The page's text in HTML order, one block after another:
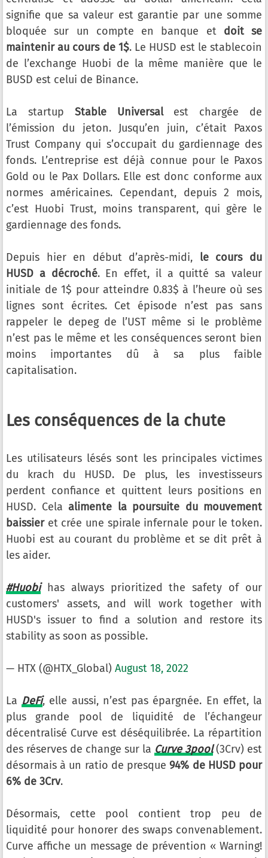
signifie que sa valeur est garantie par une somme
bloquée sur un compte en banque et doit se
maintenir au cours de 1$. Le HUSD est le stablecoin
de l’exchange Huobi de la même manière que le
BUSD est celui de Binance.
La startup Stable Universalest chargée de
l’émission du jeton. Jusqu’en juin, c’était Paxos
Trust Company qui s’occupait du gardiennage des
fonds. L’entreprise est déjà connue pour le Paxos
Gold ou le Pax Dollars. Elle est donc conforme aux
normes américaines. Cependant, depuis 2 mois,
c’est Huobi Trust, moins transparent, qui gère le
gardiennage des fonds.
Depuis hier en début d’après-midi, le cours du
HUSD a décroché. En effet, il a quitté sa valeur
initiale de 1$ pour atteindre 0.83$ à l’heure où ses
lignes sont écrites. Cet épisode n’est pas sans
rappeler le depeg de l’UST même si le problème
n’est pas le même et les conséquences seront bien
moins importantes dû à sa plus faible
capitalisation.
Les conséquences de la chute
Les utilisateurs lésés sont les principales victimes
du krach du HUSD. De plus, les investisseurs
perdent confiance et quittent leurs positions en
HUSD. Cela alimente la poursuite du mouvement
baissieret crée une spirale infernale pour le token.
Huobi est au courant du problème et se dit prêt à
les aider.
#Huobihas always prioritized the safety of our
customers' assets, and will work together with
HUSD's issuer to find a solution and restore its
stability as soon as possible.
— HTX (@HTX_Global) August 18, 2022
La DeFi, elle aussi, n’est pas épargnée. En effet, la
plus grande pool de liquidité de l’échangeur
décentralisé Curve est déséquilibrée. La répartition
des réserves de change sur la Curve 3pool(3Crv) est
désormais à un ratio de presque94% de HUSD pour
6% de 3Crv.
Désormais, cette pool contient trop peu de
liquidité pour honorer des swaps convenablement.
Curve affiche un message de prévention « Warning!